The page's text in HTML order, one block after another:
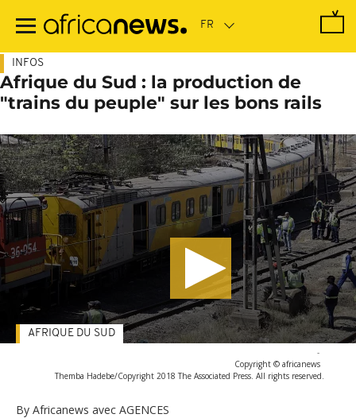
contenu
INFOS
Afrique du Sud : la production de
"trains du peuple" sur les bons rails
-
Copyright © africanews
Themba Hadebe/Copyright 2018 The Associated Press. All rights reserved.
By Africanews avec AGENCES
AFRIQUE DU SUD